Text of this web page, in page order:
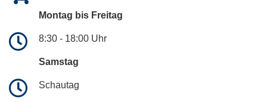
Montag bis Freitag
8:30 - 18:00 Uhr
Samstag
Schautag